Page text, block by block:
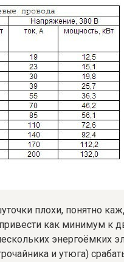
плохи, понятно
как минимум к
энергоёмких
и утюга)